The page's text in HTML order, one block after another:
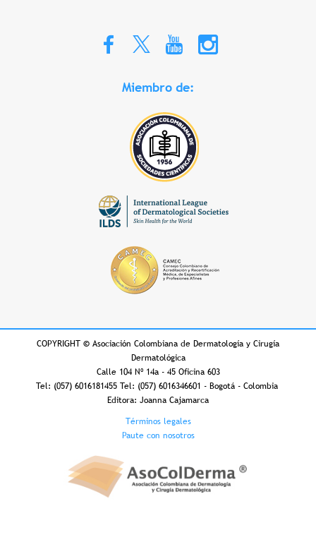
Miembro de:
COPYRIGHT © Asociación Colombiana de Dermatología y Cirugía
Dermatológica
Calle 104 Nº 14a - 45 Oficina 603
Tel: (057) 6016181455 Tel: (057) 6016346601 - Bogotá - Colombia
Editora: Joanna Cajamarca
Términos legales
Paute con nosotros